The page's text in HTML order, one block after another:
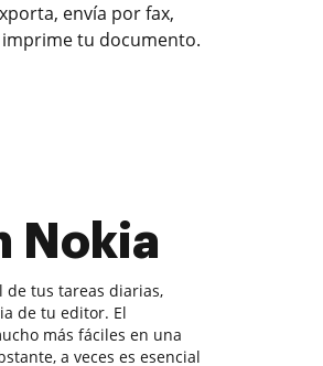
envía por fax,
imprime tu documento.
Nokia
tus tareas diarias,
de tu editor. El
más fáciles en una
a veces es esencial